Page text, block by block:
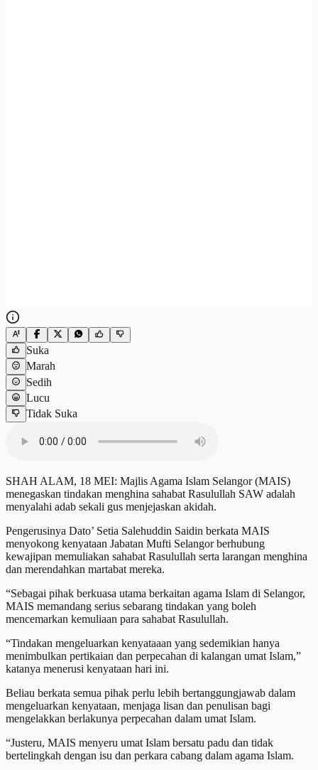
Suka
Marah
Sedih
Lucu
Tidak Suka
SHAH ALAM, 18 MEI: Majlis Agama Islam Selangor (MAIS)
menegaskan tindakan menghina sahabat Rasulullah SAW adalah
menyalahi adab sekali gus menjejaskan akidah.
Pengerusinya Dato’ Setia Salehuddin Saidin berkata MAIS
menyokong kenyataan Jabatan Mufti Selangor berhubung
kewajipan memuliakan sahabat Rasulullah serta larangan menghina
dan merendahkan martabat mereka.
“Sebagai pihak berkuasa utama berkaitan agama Islam di Selangor,
MAIS memandang serius sebarang tindakan yang boleh
mencemarkan kemuliaan para sahabat Rasulullah.
“Tindakan mengeluarkan kenyataaan yang sedemikian hanya
menimbulkan pertikaian dan perpecahan di kalangan umat Islam,”
katanya menerusi kenyataan hari ini.
Beliau berkata semua pihak perlu lebih bertanggungjawab dalam
mengeluarkan kenyataan, menjaga lisan dan penulisan bagi
mengelakkan berlakunya perpecahan dalam umat Islam.
“Justeru, MAIS menyeru umat Islam bersatu padu dan tidak
bertelingkah dengan isu dan perkara cabang dalam agama Islam.